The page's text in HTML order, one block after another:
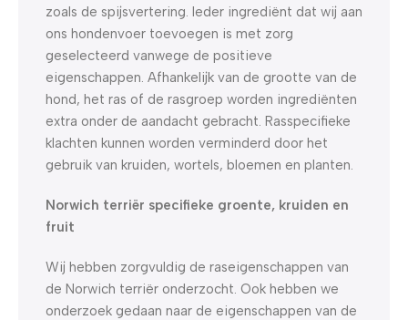
zoals de spijsvertering. Ieder ingrediënt dat wij aan
ons hondenvoer toevoegen is met zorg
geselecteerd vanwege de positieve
eigenschappen. Afhankelijk van de grootte van de
hond, het ras of de rasgroep worden ingrediënten
extra onder de aandacht gebracht. Rasspecifieke
klachten kunnen worden verminderd door het
gebruik van kruiden, wortels, bloemen en planten.
Norwich terriër specifieke groente, kruiden en
fruit
Wij hebben zorgvuldig de raseigenschappen van
de Norwich terriër onderzocht. Ook hebben we
onderzoek gedaan naar de eigenschappen van de